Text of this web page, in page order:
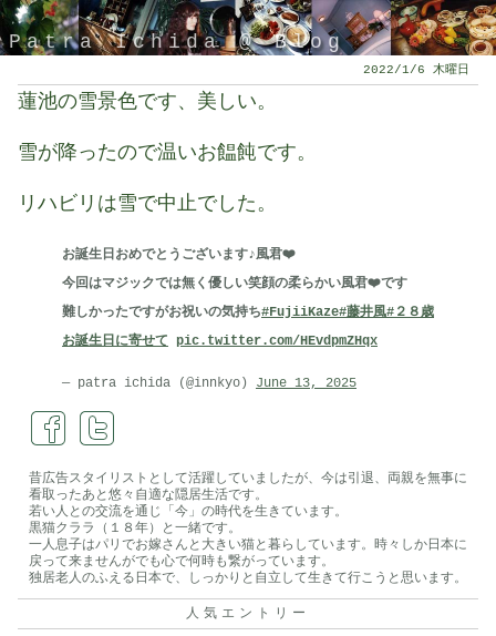
Patra Ichida @ Blog
引退したスタイリストの隠居ブログ
2022/1/6 木曜日
蓮池の雪景色です、美しい。
雪が降ったので温いお饂飩です。
リハビリは雪で中止でした。
お誕生日おめでとうございます♪風君❤️
今回はマジックでは無く優しい笑顔の柔らかい風君❤️です
難しかったですがお祝いの気持ち#FujiiKaze#藤井風#２８歳
お誕生日に寄せて pic.twitter.com/HEvdpmZHqx
— patra ichida (@innkyo) June 13, 2025
昔広告スタイリストとして活躍していましたが、今は引退、両親を無事に
看取ったあと悠々自適な隠居生活です。
若い人との交流を通じ「今」の時代を生きています。
黒猫クララ（１８年）と一緒です。
一人息子はパリでお嫁さんと大きい猫と暮らしています。時々しか日本に
戻って来ませんがでも心で何時も繋がっています。
独居老人のふえる日本で、しっかりと自立して生きて行こうと思います。
人気エントリー